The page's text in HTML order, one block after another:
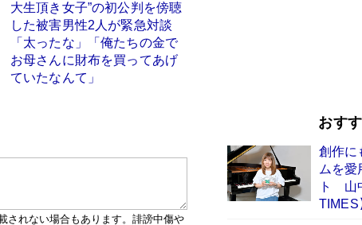
大生頂き女子”の初公判を傍聴
した被害男性2人が緊急対談
「太ったな」「俺たちの金で
お母さんに財布を買ってあげ
ていたなんて」
和田秀樹の70代、80
占 上半期1位にも選
Book Bang
おす
創作に
ムを愛
ト 山
TIMES